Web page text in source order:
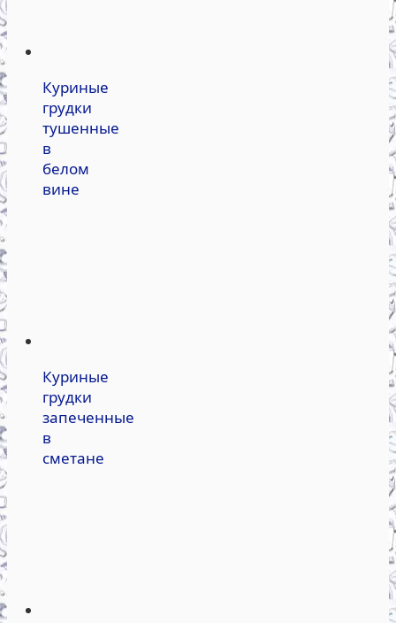
Куриные
грудки
тушенные
в
белом
вине
Куриные
грудки
запеченные
в
сметане